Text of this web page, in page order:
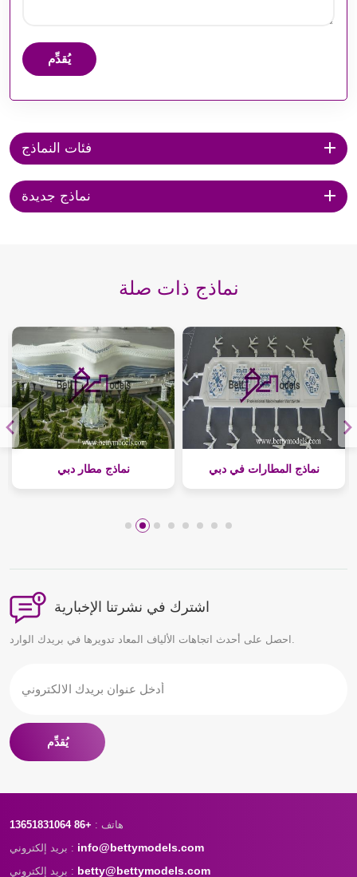
يُقدِّم
فئات النماذج
نماذج جديدة
نماذج ذات صلة
نماذج مطار دبي نماذج المطارات في دبي
اشترك في نشرتنا الإخبارية
يُقدِّم
هاتف : +86 13651831064
بريد إلكتروني : info@bettymodels.com
بريد إلكتروني : betty@bettymodels.com